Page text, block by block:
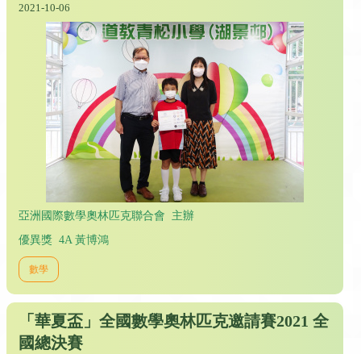
2021-10-06
亞洲國際數學奧林匹克聯合會 主辦
優異獎 4A 黃博鴻
數學
「華夏盃」全國數學奧林匹克邀請賽2021 全
國總決賽